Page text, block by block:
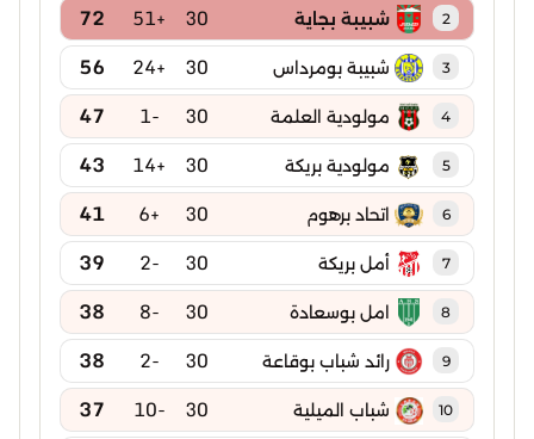
2 شبيبة بجاية 30
+51
72
3 شبيبة بومرداس 30
+24
56
4 مولودية العلمة 30
-1
47
5 مولودية بريكة 30
+14
43
6 اتحاد برهوم 30
+6
41
7 أمل بريكة 30
-2
39
8 امل بوسعادة 30
-8
38
9 رائد شباب بوقاعة 30
-2
38
10 شباب الميلية 30
-10
37